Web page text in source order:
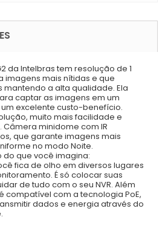
da Intelbras tem resolução de 1
imagens mais nítidas e que
a alta qualidade. Ela
captar as imagens em um
excelente custo-benefício.
muito mais facilidade e
minidome com IR
que garante imagens mais
no modo Noite.
do que você imagina:
fica de olho em diversos lugares
É só colocar suas
de tudo com o seu NVR. Além
compatível com a tecnologia PoE,
dados e energia através do